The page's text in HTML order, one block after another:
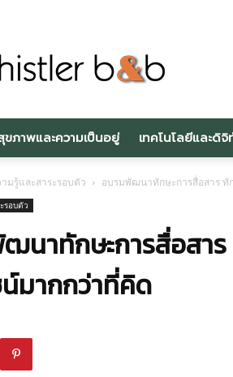
ขภาพและความเป็นอยู่ เทคโนโลยีและดิ
ามรู้และสาระรอบตัว อบรมพัฒนาทักษะการสื่อสาร
รอบตัว
นาทักษะการสื่อสา
น์มากกว่าที่คิด